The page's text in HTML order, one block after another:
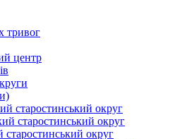
тривог
центр
старостинський округ
старостинський округ
старостинський округ